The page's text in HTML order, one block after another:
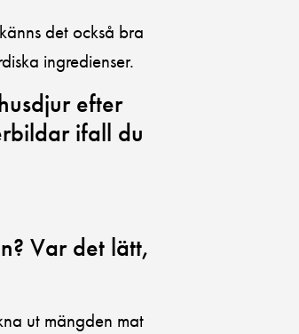
det också bra
ingredienser.
efter
ifall du
Var det lätt,
ut mängden mat